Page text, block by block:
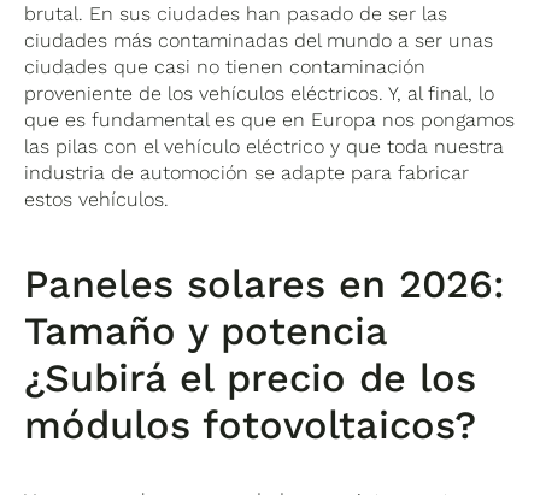
brutal. En sus ciudades han pasado de ser las
ciudades más contaminadas del mundo a ser unas
ciudades que casi no tienen contaminación
proveniente de los vehículos eléctricos. Y, al final, lo
que es fundamental es que en Europa nos pongamos
las pilas con el vehículo eléctrico y que toda nuestra
industria de automoción se adapte para fabricar
estos vehículos.
Paneles solares en 2026:
Tamaño y potencia
¿Subirá el precio de los
módulos fotovoltaicos?